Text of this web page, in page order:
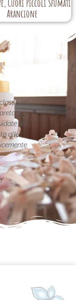
Cuori Piccoli Sfumati
Arancione
creazioni sono
pagina,piena di
Maria Teresa Masela
da Facebook